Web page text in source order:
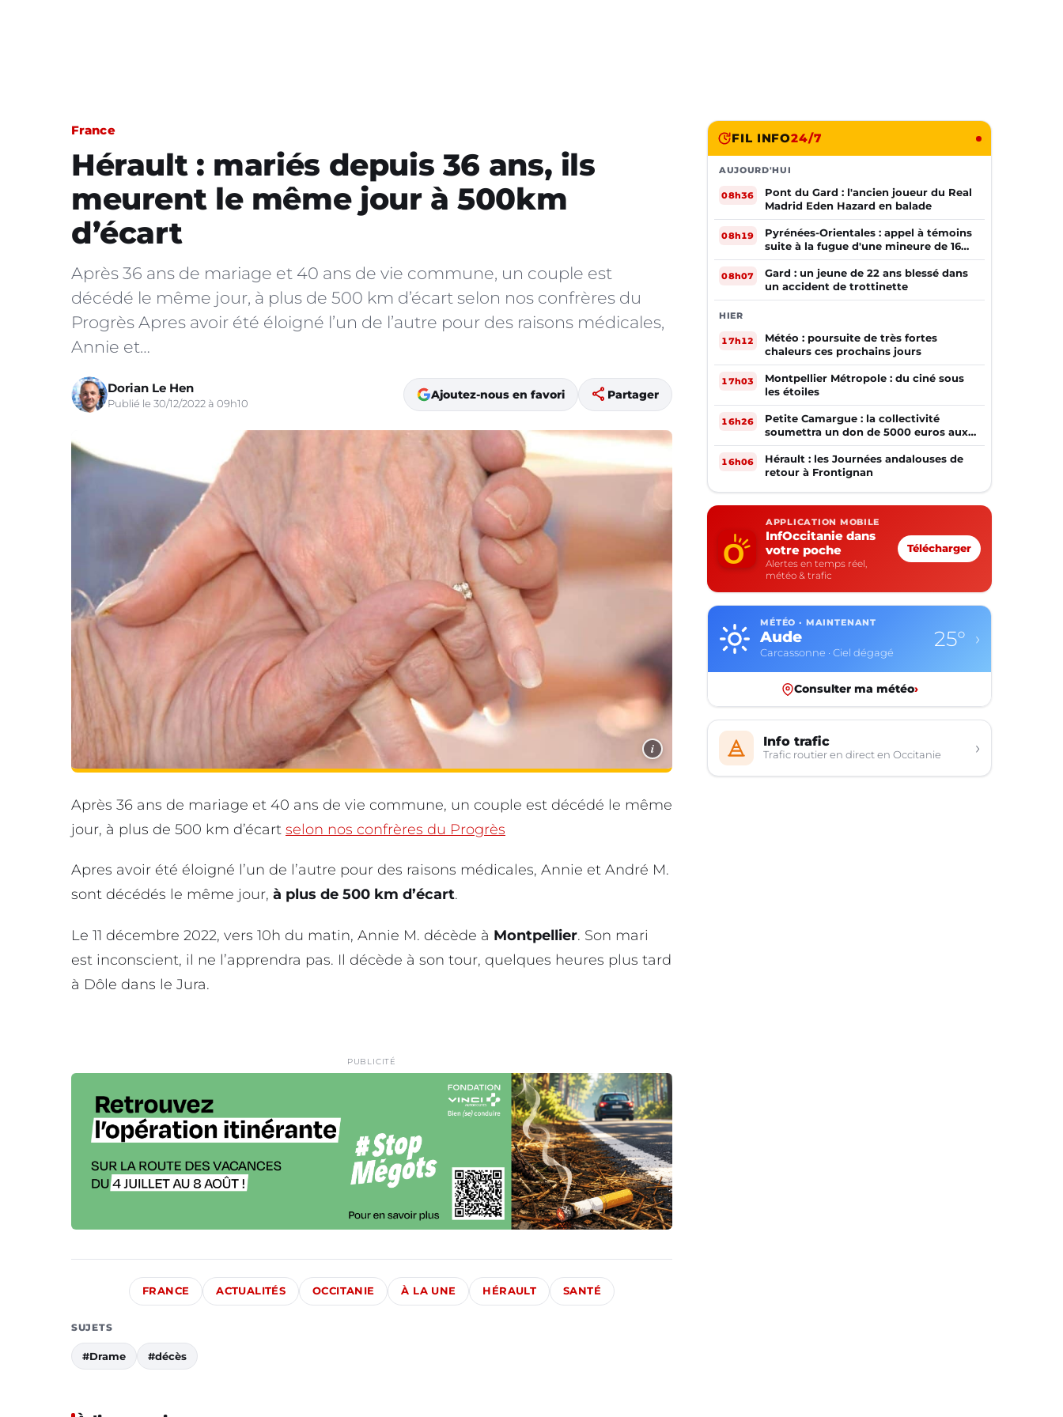
France
Hérault : mariés depuis 36 ans, ils
meurent le même jour à 500km
d’écart
Après 36 ans de mariage et 40 ans de vie commune, un couple est
décédé le même jour, à plus de 500 km d’écart selon nos confrères du
Progrès Apres avoir été éloigné l’un de l’autre pour des raisons médicales,
Annie et…
Dorian Le Hen
Publié le 30/12/2022 à 09h10
Ajoutez-nous en favori share Partager
i
Après 36 ans de mariage et 40 ans de vie commune, un couple est décédé le même
jour, à plus de 500 km d’écart selon nos confrères du Progrès
Apres avoir été éloigné l’un de l’autre pour des raisons médicales, Annie et André M.
sont décédés le même jour, à plus de 500 km d’écart.
Le 11 décembre 2022, vers 10h du matin, Annie M. décède à Montpellier. Son mari
est inconscient, il ne l’apprendra pas. Il décède à son tour, quelques heures plus tard
à Dôle dans le Jura.
PUBLICITÉ
FRANCE ACTUALITÉS OCCITANIE À LA UNE HÉRAULT SANTÉ
SUJETS
#Drame #décès
FIL INFO24/7
AUJOURD'HUI
08h36
Pont du Gard : l'ancien joueur du Real
Madrid Eden Hazard en balade
08h19
Pyrénées-Orientales : appel à témoins
suite à la fugue d'une mineure de 16
ans
08h07
Gard : un jeune de 22 ans blessé dans
un accident de trottinette
HIER
17h12
Météo : poursuite de très fortes
chaleurs ces prochains jours
17h03
Montpellier Métropole : du ciné sous
les étoiles
16h26
Petite Camargue : la collectivité
soumettra un don de 5000 euros aux
sinistrés de la Gironde
16h06
Hérault : les Journées andalouses de
retour à Frontignan
APPLICATION MOBILE
InfOccitanie dans
votre poche
Alertes en temps réel,
météo & trafic
Télécharger
MÉTÉO · MAINTENANT
Aude
Carcassonne · Ciel dégagé
25° ›
Consulter ma météo›
Info trafic
Trafic routier en direct en Occitanie ›